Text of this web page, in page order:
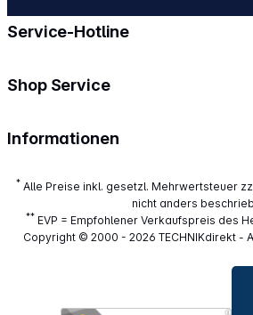
Service-Hotline
Shop Service
Informationen
* Alle Preise inkl. gesetzl. Mehrwertsteuer
nicht anders
**EVP = Empfohlener Verkaufspreis des
Copyright © 2000 - 2026 TECHNIKdirekt -